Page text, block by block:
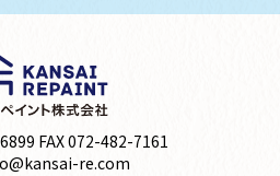
FAX 072-482-7161
re.com